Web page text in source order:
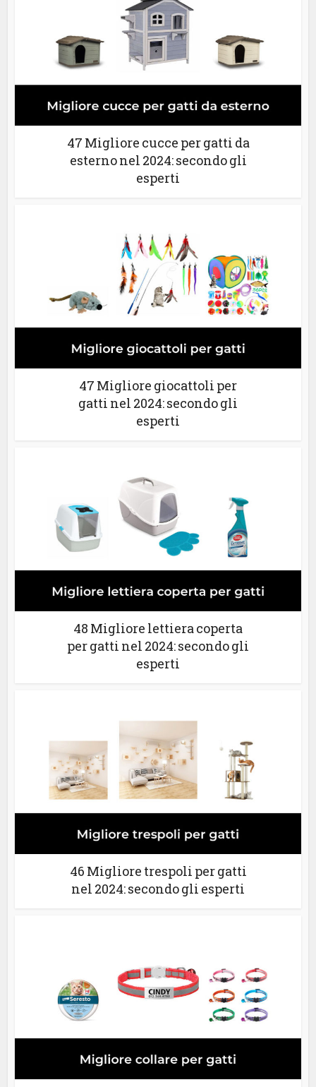
47 Migliore cucce per gatti da
esterno nel 2024: secondo gli
esperti
47 Migliore giocattoli per
gatti nel 2024: secondo gli
esperti
48 Migliore lettiera coperta
per gatti nel 2024: secondo gli
esperti
46 Migliore trespoli per gatti
nel 2024: secondo gli esperti